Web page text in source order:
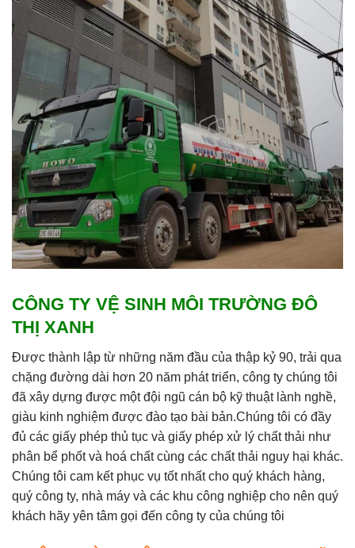
CÔNG TY VỆ SINH MÔI TRƯỜNG ĐÔ
THỊ XANH
Được thành lập từ những năm đầu của thập kỷ 90, trải qua
chặng đường dài hơn 20 năm phát triển, công ty chúng tôi
đã xây dựng được một đội ngũ cán bộ kỹ thuật lành nghề,
giàu kinh nghiệm được đào tạo bài bản.Chúng tôi có đầy
đủ các giấy phép thủ tục và giấy phép xử lý chất thải như
phân bể phốt và hoá chất cùng các chất thải nguy hại khác.
Chúng tôi cam kết phục vụ tốt nhất cho quý khách hàng,
quý công ty, nhà máy và các khu công nghiệp cho nên quý
khách hãy yên tâm gọi đến công ty của chúng tôi